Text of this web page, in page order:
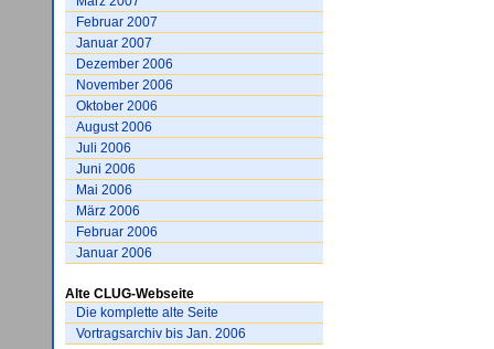
Februar 2007
Januar 2007
Dezember 2006
November 2006
Oktober 2006
August 2006
Juli 2006
Juni 2006
Mai 2006
März 2006
Februar 2006
Januar 2006
Alte CLUG-Webseite
Die komplette alte Seite
Vortragsarchiv bis Jan. 2006